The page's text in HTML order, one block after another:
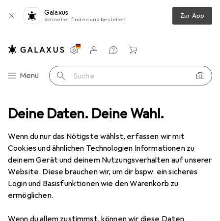
Deine Daten. Deine Wahl.
Wenn du nur das Nötigste wählst, erfassen wir mit
Cookies und ähnlichen Technologien Informationen zu
deinem Gerät und deinem Nutzungsverhalten auf unserer
Website. Diese brauchen wir, um dir bspw. ein sicheres
Login und Basisfunktionen wie den Warenkorb zu
ermöglichen.
Wenn du allem zustimmst, können wir diese Daten
Galaxus
Schneller finden und bestellen Zur App
Navigation nach Kategorien
Menü Suche
Einstellungen
Kundenkonto
Vergleichslisten
Merklisten
Warenkorb
Sport Fitness Yoga + Pilates
Tights
Produkte Forum